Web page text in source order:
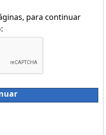
para continuar